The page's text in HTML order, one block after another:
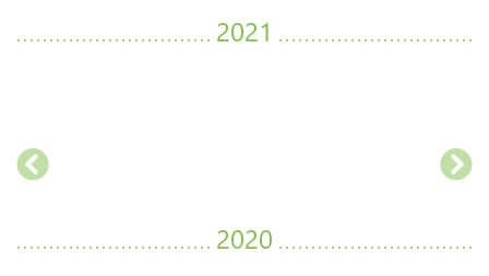
2021
2020